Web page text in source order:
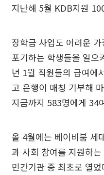
지난해 5월 KDB지원
장학금 사업도 어려운
포기하는 학생들을 일
년 1월 직원들의 급여에
고 은행이 매칭 기부해
지금까지 583명에게 34
올 4월에는 베이비붐 세
과 사회 참여를 지원하는
민간기관 중 최초로 열